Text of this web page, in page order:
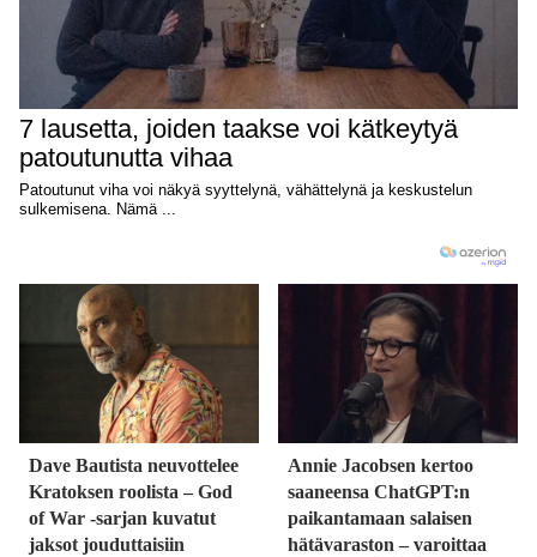
Dave Bautista neuvottelee
Kratoksen roolista – God
of War -sarjan kuvatut
jaksot jouduttaisiin
Annie Jacobsen kertoo
saaneensa ChatGPT:n
paikantamaan salaisen
hätävaraston – varoittaa